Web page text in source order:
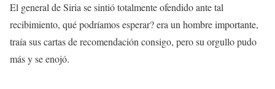
El general de Siria se sintió totalmente ofendido ante tal
recibimiento, qué podríamos esperar? era un hombre importante,
traía sus cartas de recomendación consigo, pero su orgullo pudo
más y se enojó.